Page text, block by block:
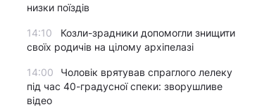
низки поїздів
14:10
Козли-зрадники допомогли знищити
своїх родичів на цілому архіпелазі
14:00
Чоловік врятував спраглого лелеку
під час 40-градусної спеки: зворушливе
відео